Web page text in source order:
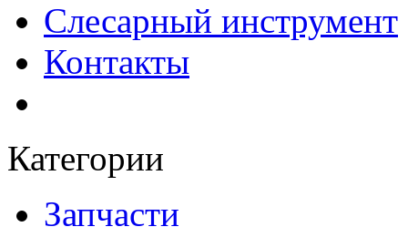
Слесарный инструмент
Контакты
Категории
Запчасти